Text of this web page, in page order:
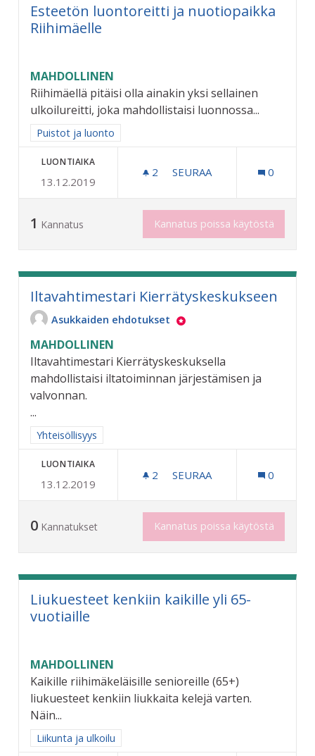
Esteetön luontoreitti ja nuotiopaikka
Riihimäelle
MAHDOLLINEN
Riihimäellä pitäisi olla ainakin yksi sellainen
ulkoilureitti, joka mahdollistaisi luonnossa...
Rajaa tulokset aihepiirin mukaan: Puistot ja luonto
Puistot ja luonto
LUONTIAIKA
13.12.2019
2 2 SEURAAJAA
SEURAA 0
1 Kannatus Kannatus poissa käytöstä
Iltavahtimestari Kierrätyskeskukseen
Asukkaiden ehdotukset
MAHDOLLINEN
Iltavahtimestari Kierrätyskeskuksella
mahdollistaisi iltatoiminnan järjestämisen ja
valvonnan.
...
Rajaa tulokset aihepiirin mukaan: Yhteisöllisyys
Yhteisöllisyys
LUONTIAIKA
13.12.2019
2 2 SEURAAJAA
SEURAA 0
0 Kannatukset Kannatus poissa käytöstä
Liukuesteet kenkiin kaikille yli 65-
vuotiaille
MAHDOLLINEN
Kaikille riihimäkeläisille senioreille (65+)
liukuesteet kenkiin liukkaita kelejä varten.
Näin...
Rajaa tulokset aihepiirin mukaan: Liikunta ja ulkoilu
Liikunta ja ulkoilu